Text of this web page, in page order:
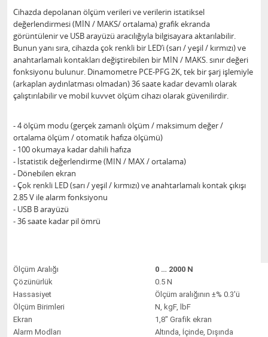
Cihazda depolanan ölçüm verileri ve verilerin istatiksel
değerlendirmesi (MİN / MAKS/ ortalama) grafik ekranda
görüntülenir ve USB arayüzü aracılığıyla bilgisayara aktarılabilir.
Bunun yanı sıra, cihazda çok renkli bir LED’i (sarı / yeşil / kırmızı) ve
anahtarlamalı kontakları değiştirebilen bir MİN / MAKS. sınır değeri
fonksiyonu bulunur. Dinamometre PCE-PFG 2K, tek bir şarj işlemiyle
(arkaplan aydınlatması olmadan) 36 saate kadar devamlı olarak
çalıştırılabilir ve mobil kuvvet ölçüm cihazı olarak güvenilirdir.
- 4 ölçüm modu (gerçek zamanlı ölçüm / maksimum değer /
ortalama ölçüm / otomatik hafıza ölçümü)
- 100 okumaya kadar dahili hafıza
- İstatistik değerlendirme (MIN / MAX / ortalama)
- Dönebilen ekran
- Çok renkli LED (sarı / yeşil / kırmızı) ve anahtarlamalı kontak çıkışı
2.85 V ile alarm fonksiyonu
- USB B arayüzü
- 36 saate kadar pil ömrü
Ölçüm Aralığı
0 … 2000 N
Çözünürlük
0.5 N
Hassasiyet
Ölçüm aralığının ±% 0.3'ü
Ölçüm Birimleri
N, kgF, lbF
Ekran
1,8" Grafik ekran
Alarm Modları
Altında, İçinde, Dışında